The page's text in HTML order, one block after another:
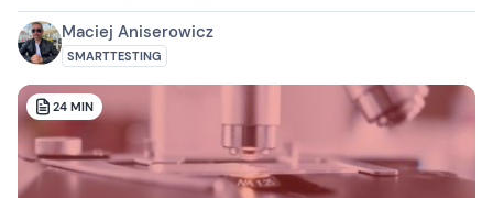
Maciej Aniserowicz
SMARTTESTING
24 MIN